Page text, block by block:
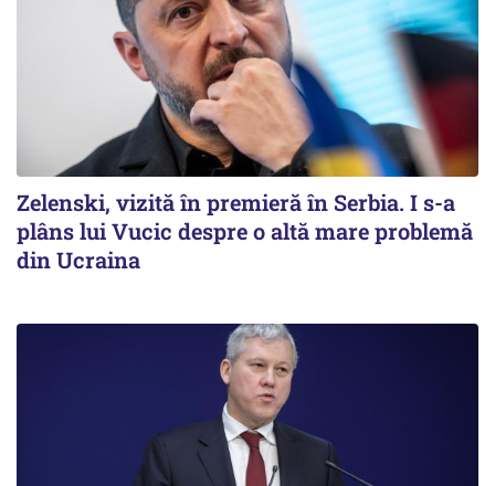
Zelenski, vizită în premieră în Serbia. I s-a
plâns lui Vucic despre o altă mare problemă
din Ucraina